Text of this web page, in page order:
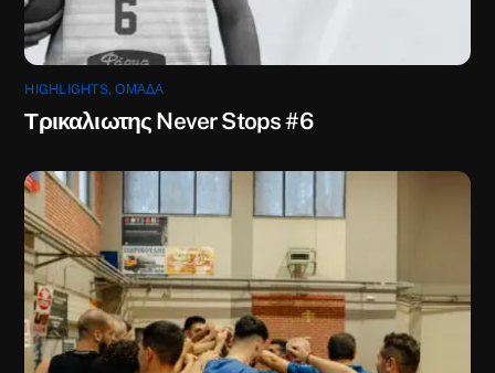
HIGHLIGHTS,ΟΜΆΔΑ
Τρικαλιωτης Never Stops #6